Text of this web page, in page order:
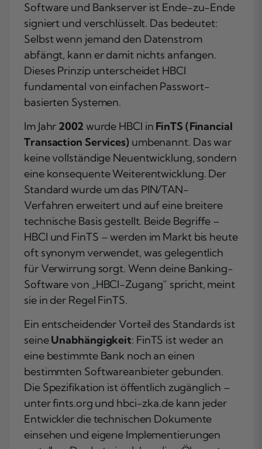
Software und Bankserver ist Ende-zu-Ende
signiert und verschlüsselt. Das bedeutet:
Selbst wenn jemand den Datenstrom
abfängt, kann er damit nichts anfangen.
Dieses Prinzip unterscheidet HBCI
fundamental von einfachen Passwort-
basierten Systemen.
Im Jahr 2002 wurde HBCI in FinTS (Financial
Transaction Services)umbenannt. Das war
keine vollständige Neuentwicklung, sondern
eine konsequente Weiterentwicklung. Der
Standard wurde um das PIN/TAN-
Verfahren erweitert und auf eine breitere
technische Basis gestellt. Beide Begriffe –
HBCI und FinTS – werden im Markt bis heute
oft synonym verwendet, was gelegentlich
für Verwirrung sorgt. Wenn deine Banking-
Software von „HBCI-Zugang“ spricht, meint
sie in der Regel FinTS.
Ein entscheidender Vorteil des Standards ist
seineUnabhängigkeit: FinTS ist weder an
eine bestimmte Bank noch an einen
bestimmten Softwareanbieter gebunden.
Die Spezifikation ist öffentlich zugänglich –
unter fints.org und hbci-zka.de kann jeder
Entwickler die technischen Dokumente
einsehen und eigene Implementierungen